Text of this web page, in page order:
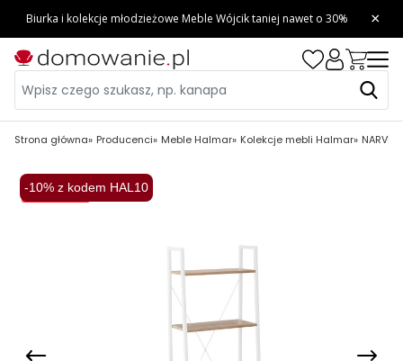
Strona główna Producenci Meble Halmar Kolekcje mebli Halmar
-10% z kodem HAL10
Wysyłka 48H